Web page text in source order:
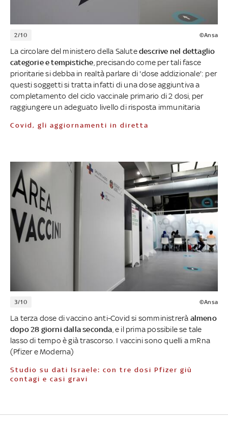
2/10 ©Ansa
La circolare del ministero della Salutedescrive nel dettaglio
categorie e tempistiche , precisando come per tali fasce
prioritarie si debba in realtà parlare di 'dose addizionale': per
questi soggetti si tratta infatti di una dose aggiuntiva a
completamento del ciclo vaccinale primario di 2 dosi, per
raggiungere un adeguato livello di risposta immunitaria
Covid, gli aggiornamenti in diretta
3/10 ©Ansa
La terza dose di vaccino anti-Covid si somministrerà almeno
dopo 28 giorni dalla seconda , e il prima possibile se tale
lasso di tempo è già trascorso. I vaccini sono quelli a mRna
(Pfizer e Moderna)
Studio su dati Israele: con tre dosi Pfizer giù
contagi e casi gravi